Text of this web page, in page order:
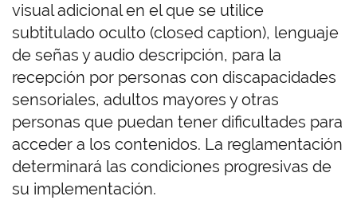
visual adicional en el que se utilice
subtitulado oculto (closed caption), lenguaje
de señas y audio descripción, para la
recepción por personas con discapacidades
sensoriales, adultos mayores y otras
personas que puedan tener dificultades para
acceder a los contenidos. La reglamentación
determinará las condiciones progresivas de
su implementación.